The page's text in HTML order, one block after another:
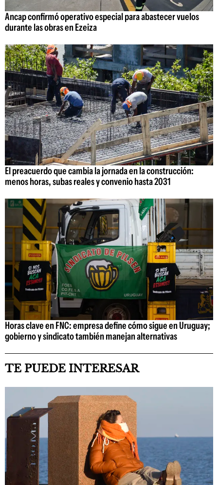
Ancap confirmó operativo especial para abastecer vuelos
durante las obras en Ezeiza
El preacuerdo que cambia la jornada en la construcción:
menos horas, subas reales y convenio hasta 2031
Horas clave en FNC: empresa define cómo sigue en Uruguay;
gobierno y sindicato también manejan alternativas
TE PUEDE INTERESAR